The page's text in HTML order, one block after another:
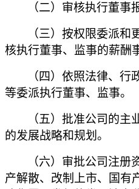
（二） 审核执行董事
（三）按权限委派和
核执行董事、监事的薪酬
（四）依照法律、行
等委派执行董事、监事。
（五）批准公司的主
的发展战略和规划。
（六）审批公司注册
产解散、改制上市、国有